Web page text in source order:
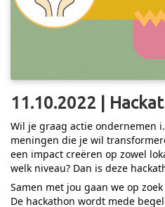
11.10.2022 |
Wil je graag actie ondernemen
meningen die je wil
een impact creëren op zowel
welk niveau? Dan is deze
Samen met jou gaan we op
De hackathon wordt mede